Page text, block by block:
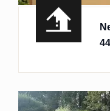
44